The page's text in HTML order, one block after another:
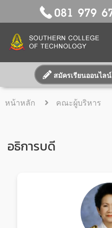
สมัครเรียนออนไลน์
หน้าหลัก คณะผู้บริหาร
อธิการบดี